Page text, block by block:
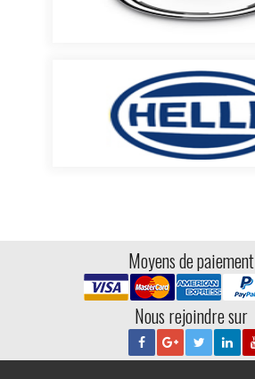
Moyens de paiement
Nous rejoindre sur